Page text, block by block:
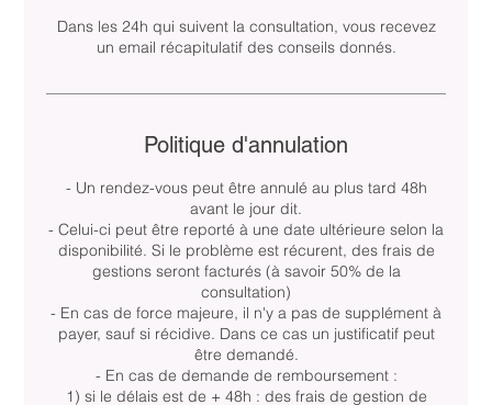
Dans les 24h qui suivent la consultation, vous recevez
un email récapitulatif des conseils donnés.
Politique d'annulation
- Un rendez-vous peut être annulé au plus tard 48h
avant le jour dit.
- Celui-ci peut être reporté à une date ultérieure selon la
disponibilité. Si le problème est récurent, des frais de
gestions seront facturés (à savoir 50% de la
consultation)
- En cas de force majeure, il n'y a pas de supplément à
payer, sauf si récidive. Dans ce cas un justificatif peut
être demandé.
- En cas de demande de remboursement :
1) si le délais est de + 48h : des frais de gestion de